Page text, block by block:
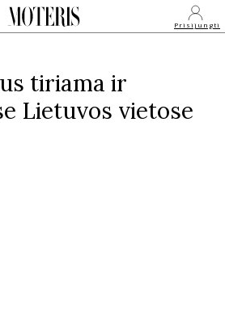
Prisijungti
tiriama ir
Lietuvos vietose